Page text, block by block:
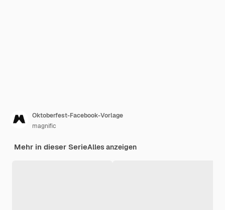
Oktoberfest-Facebook-Vorlage
magnific
Mehr in dieser SerieAlles anzeigen